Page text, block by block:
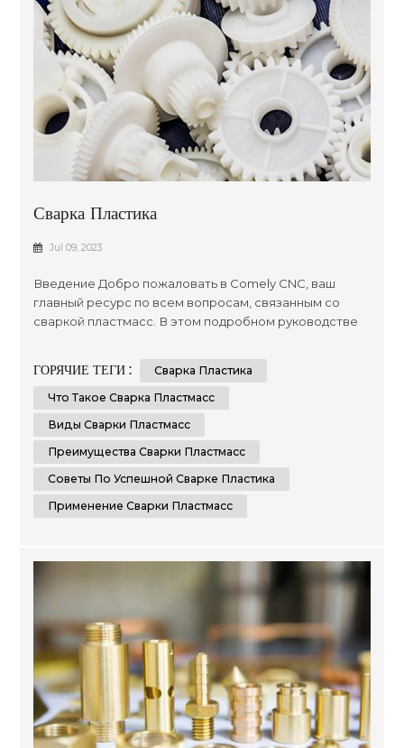
Сварка Пластика
Jul 09, 2023
Введение Добро пожаловать в Comely CNC, ваш
главный ресурс по всем вопросам, связанным со
сваркой пластмасс. В этом подробном руководстве
Независимо от того, являетесь ли вы
профессиональным сварщиком или любителем
предоставить вам ценную информацию, которая не
только...
ГОРЯЧИЕ ТЕГИ :
Сварка Пластика
Что Такое Сварка Пластмасс
Виды Сварки Пластмасс
Преимущества Сварки Пластмасс
Советы По Успешной Сварке Пластика
Применение Сварки Пластмасс